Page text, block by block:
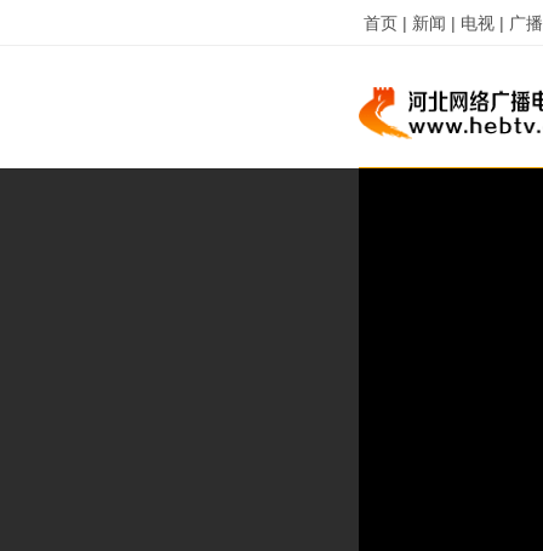
首页 | 新闻 | 电视 | 广